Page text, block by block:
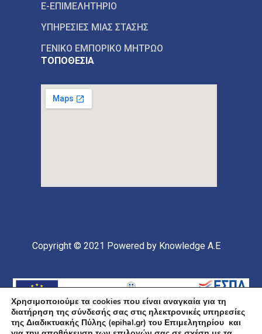
E-ΕΠΙΜΕΛΗΤΗΡΙΟ
ΥΠΗΡΕΣΙΕΣ ΜΙΑΣ ΣΤΑΣΗΣ
ΓΕΝΙΚΟ ΕΜΠΟΡΙΚΟ ΜΗΤΡΩΟ
ΤΟΠΟΘΕΣΙΑ
Copyright © 2021 Powered by Knowledge A.E
Χρησιμοποιούμε τα cookies που είναι αναγκαία για τη
διατήρηση της σύνδεσής σας στις ηλεκτρονικές υπηρεσίες
της Διαδικτυακής Πύλης (epihal.gr) του Επιμελητηρίου και